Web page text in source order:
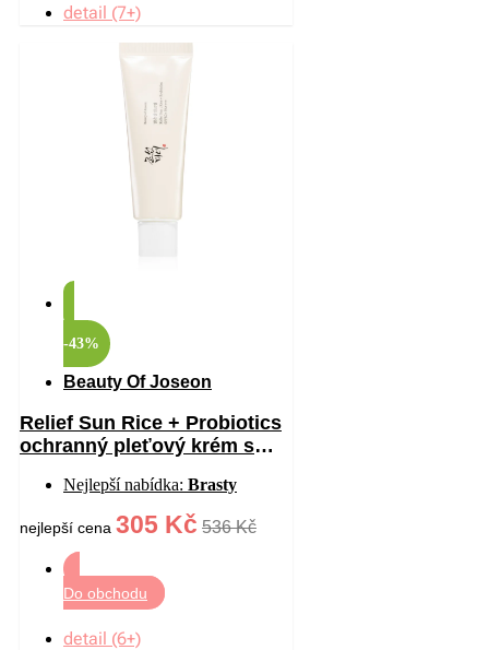
detail (7+)
-43%
Beauty Of Joseon
Relief Sun Rice + Probiotics
ochranný pleťový krém s
Nejlepší nabídka: Brasty
nejlepší cena 305 Kč 536 Kč
Do obchodu
detail (6+)